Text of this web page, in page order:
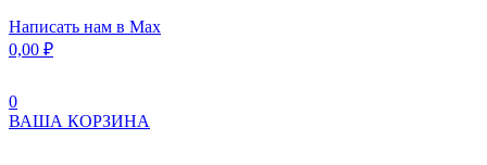
Написать нам в Max
0,00 ₽
0
ВАША КОРЗИНА